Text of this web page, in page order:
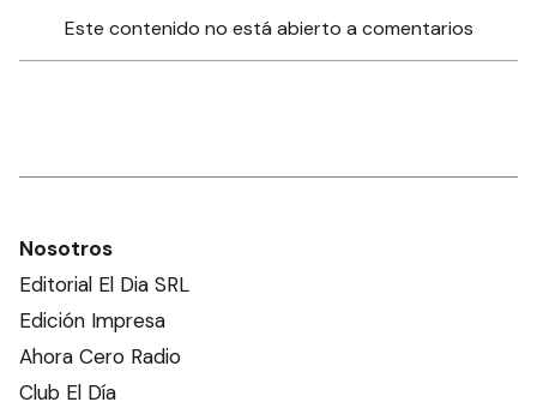
Este contenido no está abierto a comentarios
Nosotros
Editorial El Dia SRL
Edición Impresa
Ahora Cero Radio
Club El Día